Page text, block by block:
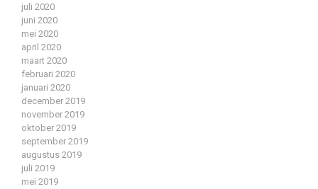
juli 2020
juni 2020
mei 2020
april 2020
maart 2020
februari 2020
januari 2020
december 2019
november 2019
oktober 2019
september 2019
augustus 2019
juli 2019
mei 2019